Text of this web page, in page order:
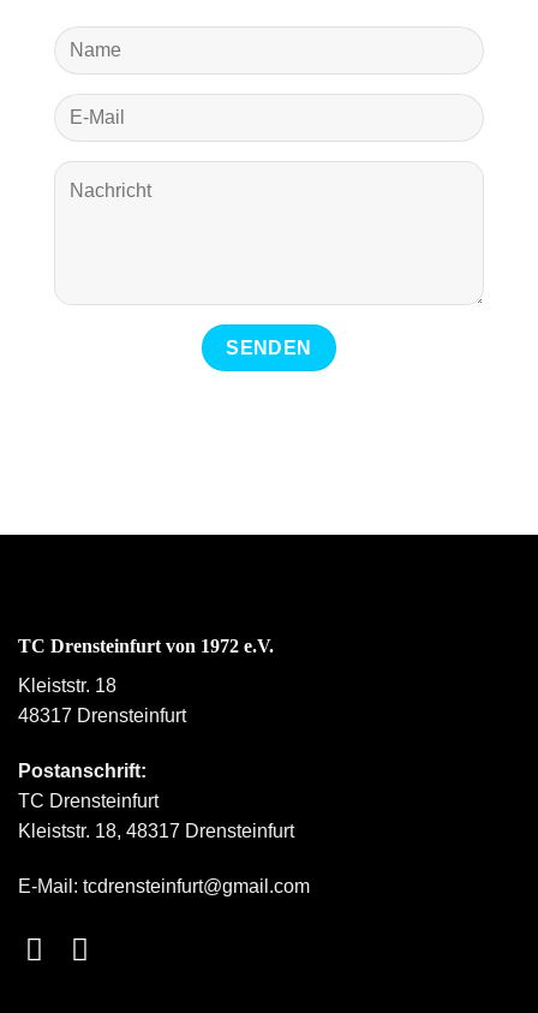
TC Drensteinfurt von 1972 e.V.
Kleiststr. 18
48317 Drensteinfurt
Postanschrift:
TC Drensteinfurt
Kleiststr. 18, 48317 Drensteinfurt
E-Mail: tcdrensteinfurt@gmail.com